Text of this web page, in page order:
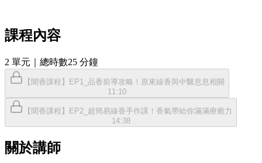
課程內容
2 單元 ｜總時數25 分鐘
【聞香課程】EP1_品香前導攻略！原來線香與中醫息息相關
11:10
【聞香課程】EP2_超簡易線香手作課！香氣帶給你滿滿療癒力
14:38
關於講師